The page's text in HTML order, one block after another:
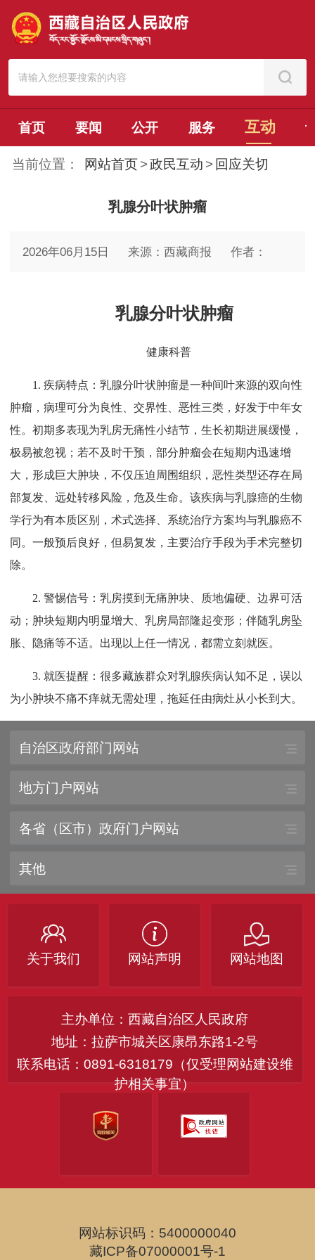
首页 要闻 公开 服务 互动
当前位置： 网站首页 >政民互动 > 回应关切
乳腺分叶状肿瘤
2026年06月15日 来源：西藏商报 作者：
乳腺分叶状肿瘤
健康科普
1. 疾病特点：乳腺分叶状肿瘤是一种间叶来源的双向性
肿瘤，病理可分为良性、交界性、恶性三类，好发于中年女
性。初期多表现为乳房无痛性小结节，生长初期进展缓慢，
极易被忽视；若不及时干预，部分肿瘤会在短期内迅速增
大，形成巨大肿块，不仅压迫周围组织，恶性类型还存在局
部复发、远处转移风险，危及生命。该疾病与乳腺癌的生物
学行为有本质区别，术式选择、系统治疗方案均与乳腺癌不
同。一般预后良好，但易复发，主要治疗手段为手术完整切
除。
2. 警惕信号：乳房摸到无痛肿块、质地偏硬、边界可活
动；肿块短期内明显增大、乳房局部隆起变形；伴随乳房坠
胀、隐痛等不适。出现以上任一情况，都需立刻就医。
3. 就医提醒：很多藏族群众对乳腺疾病认知不足，误以
为小肿块不痛不痒就无需处理，拖延任由病灶从小长到大。
自治区政府部门网站
地方门户网站
各省（区市）政府门户网站
其他
关于我们 网站声明 网站地图
主办单位：西藏自治区人民政府
地址：拉萨市城关区康昂东路1-2号
联系电话：0891-6318179（仅受理网站建设维
护相关事宜）
网站标识码：5400000040
藏ICP备07000001号-1